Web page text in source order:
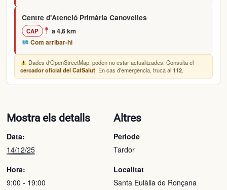
Centre d'Atenció Primària Canovelles
CAP a 4,6 km
Com arribar-hi
Dades d'OpenStreetMap; poden no estar actualitzades. Consulta el
cercador oficial del CatSalut. En cas d'emergència, truca al 112.
Mostra els detalls
Data:
14/12/25
Hora:
9:00 - 19:00
Altres
Periode
Tardor
Localitat
Santa Eulàlia de Ronçana